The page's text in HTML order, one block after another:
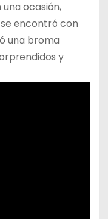
una ocasión,
encontró con
una broma
y